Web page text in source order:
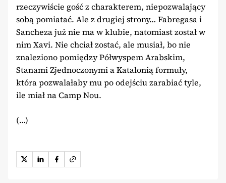
rzeczywiście gość z charakterem, niepozwalający
sobą pomiatać. Ale z drugiej strony… Fabregasa i
Sancheza już nie ma w klubie, natomiast został w
nim Xavi. Nie chciał zostać, ale musiał, bo nie
znaleziono pomiędzy Półwyspem Arabskim,
Stanami Zjednoczonymi a Katalonią formuły,
która pozwalałaby mu po odejściu zarabiać tyle,
ile miał na Camp Nou.
(…)